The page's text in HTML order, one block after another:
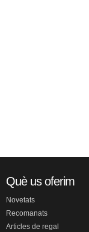
Què us oferim
Novetats
Recomanats
Articles de regal